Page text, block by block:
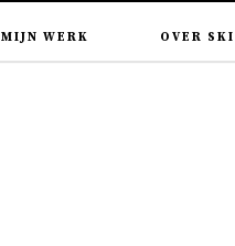
MIJN WERK OVER